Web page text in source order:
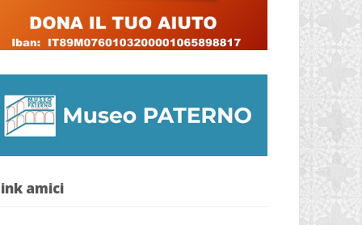
amici